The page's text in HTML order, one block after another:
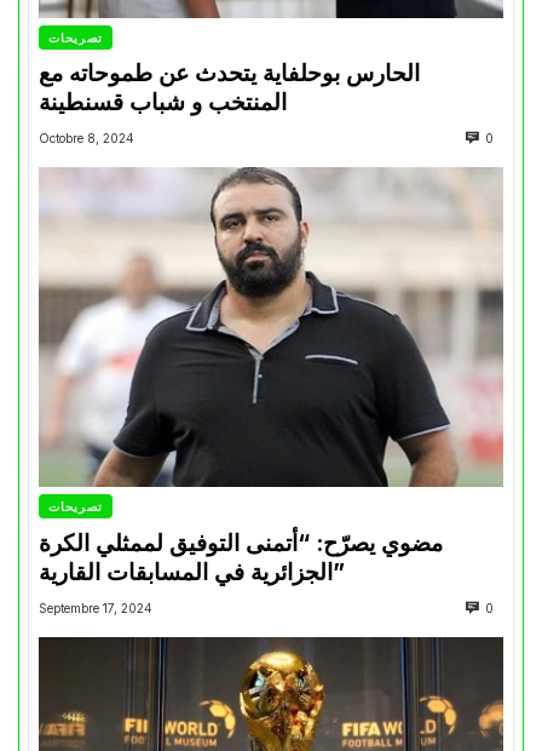
تصريحات
الحارس بوحلفاية يتحدث عن طموحاته مع
المنتخب و شباب قسنطينة
Octobre 8, 2024 0
تصريحات
مضوي يصرّح: “أتمنى التوفيق لممثلي الكرة
الجزائرية في المسابقات القارية”
Septembre 17, 2024 0